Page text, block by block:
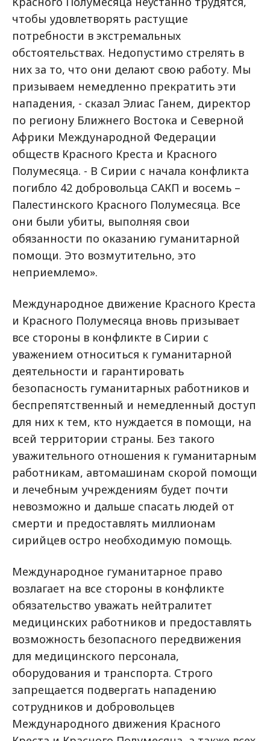
чтобы удовлетворять растущие
потребности в экстремальных
обстоятельствах. Недопустимо стрелять в
них за то, что они делают свою работу. Мы
призываем немедленно прекратить эти
нападения, - сказал Элиас Ганем, директор
по региону Ближнего Востока и Северной
Африки Международной Федерации
обществ Красного Креста и Красного
Полумесяца. - В Сирии с начала конфликта
погибло 42 добровольца САКП и восемь –
Палестинского Красного Полумесяца. Все
они были убиты, выполняя свои
обязанности по оказанию гуманитарной
помощи. Это возмутительно, это
неприемлемо».
Международное движение Красного Креста
и Красного Полумесяца вновь призывает
все стороны в конфликте в Сирии с
уважением относиться к гуманитарной
деятельности и гарантировать
безопасность гуманитарных работников и
беспрепятственный и немедленный доступ
для них к тем, кто нуждается в помощи, на
всей территории страны. Без такого
уважительного отношения к гуманитарным
работникам, автомашинам скорой помощи
и лечебным учреждениям будет почти
невозможно и дальше спасать людей от
смерти и предоставлять миллионам
сирийцев остро необходимую помощь.
Международное гуманитарное право
возлагает на все стороны в конфликте
обязательство уважать нейтралитет
медицинских работников и предоставлять
возможность безопасного передвижения
для медицинского персонала,
оборудования и транспорта. Строго
запрещается подвергать нападению
сотрудников и добровольцев
Международного движения Красного